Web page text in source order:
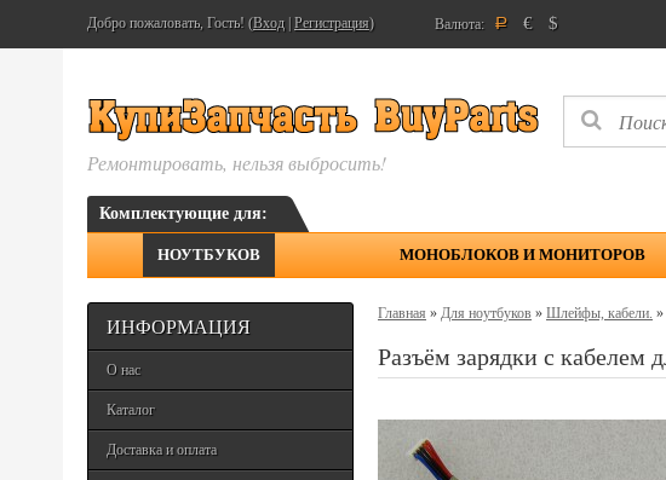
Добро пожаловать, Гость! (Вход Регистрация) Валюта: Р € $
Ремонтировать, нельзя выбросить!
Комплектующие для:
НОУТБУКОВ МОНОБЛОКОВ И МОНИТОРОВ
ИНФОРМАЦИЯ
О нас
Каталог
Доставка и оплата
Главная » Для ноутбуков » Шлейфы, кабели.
Разъём зарядки с кабелем